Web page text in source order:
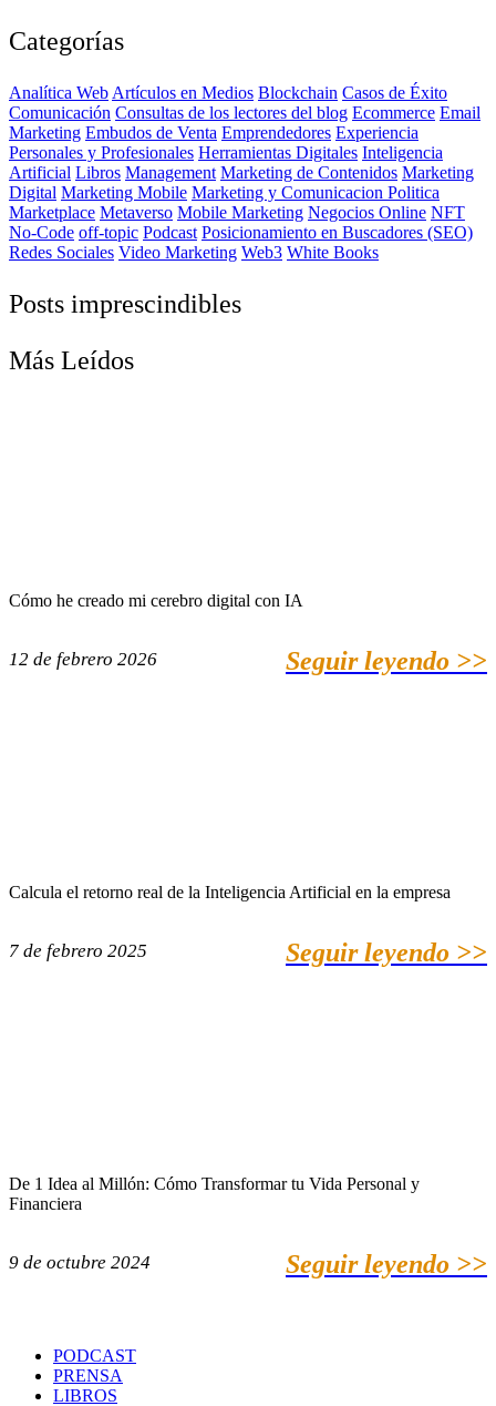
Categorías
Analítica Web Artículos en Medios Blockchain Casos de Éxito
Comunicación Consultas de los lectores del blog Ecommerce Email
Marketing Embudos de Venta Emprendedores Experiencia
Personales y Profesionales Herramientas Digitales Inteligencia
Artificial Libros Management Marketing de Contenidos Marketing
Digital Marketing Mobile Marketing y Comunicacion Politica
Marketplace Metaverso Mobile Marketing Negocios Online NFT
No-Code off-topic Podcast Posicionamiento en Buscadores (SEO)
Redes Sociales Video Marketing Web3 White Books
Posts imprescindibles
Más Leídos
Cómo he creado mi cerebro digital con IA
12 de febrero 2026 Seguir leyendo >>
Calcula el retorno real de la Inteligencia Artificial en la empresa
7 de febrero 2025 Seguir leyendo >>
De 1 Idea al Millón: Cómo Transformar tu Vida Personal y
Financiera
9 de octubre 2024 Seguir leyendo >>
PODCAST
PRENSA
LIBROS